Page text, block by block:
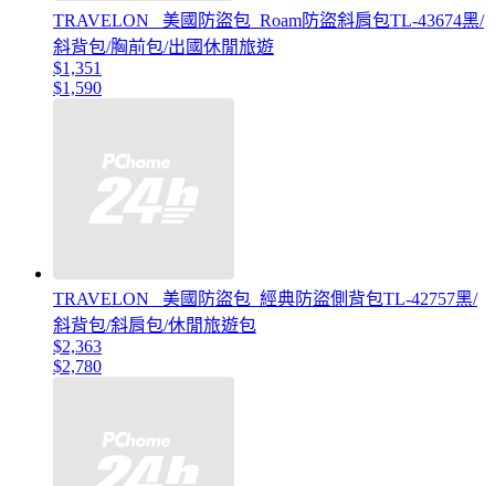
TRAVELON _美國防盜包_Roam防盜斜肩包TL-43674黑/
斜背包/胸前包/出國休閒旅遊
$1,351
$1,590
TRAVELON _美國防盜包_經典防盜側背包TL-42757黑/
斜背包/斜肩包/休閒旅遊包
$2,363
$2,780